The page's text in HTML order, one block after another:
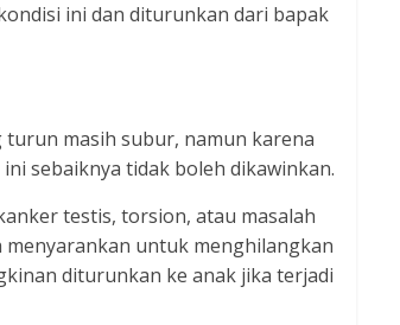
ini dan diturunkan dari bapak
masih subur, namun karena
sebaiknya tidak boleh dikawinkan.
testis, torsion, atau masalah
untuk menghilangkan
diturunkan ke anak jika terjadi